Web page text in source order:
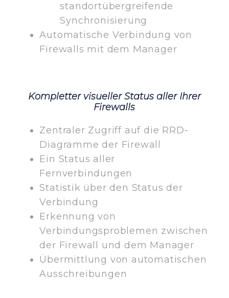
standortübergreifende
Synchronisierung
Automatische Verbindung von
Firewalls mit dem Manager
Kompletter visueller Status aller Ihrer
Firewalls
Zentraler Zugriff auf die RRD-
Diagramme der Firewall
Ein Status aller
Fernverbindungen
Statistik über den Status der
Verbindung
Erkennung von
Verbindungsproblemen zwischen
der Firewall und dem Manager
Übermittlung von automatischen
Ausschreibungen